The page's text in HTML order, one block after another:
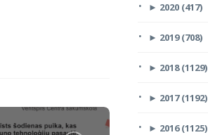
► 2020 (417)
► 2019 (708)
► 2018 (1129)
► 2017 (1192)
► 2016 (1125)